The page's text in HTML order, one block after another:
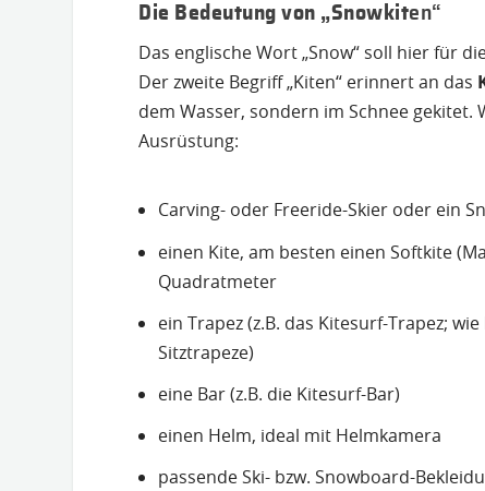
Die Bedeutung von „Snowkiten“
Das englische Wort „Snow“ soll hier für
Der zweite Begriff „Kiten“ erinnert an das
dem Wasser, sondern im Schnee
Ausrüstung:
Carving- oder Freeride-Skier oder ein
einen Kite, am besten einen Softkite
Quadratmeter
ein Trapez (z.B. das Kitesurf-Trapez;
Sitztrapeze)
eine Bar (z.B. die Kitesurf-Bar)
einen Helm, ideal mit Helmkamera
passende Ski- bzw. Snowboard-